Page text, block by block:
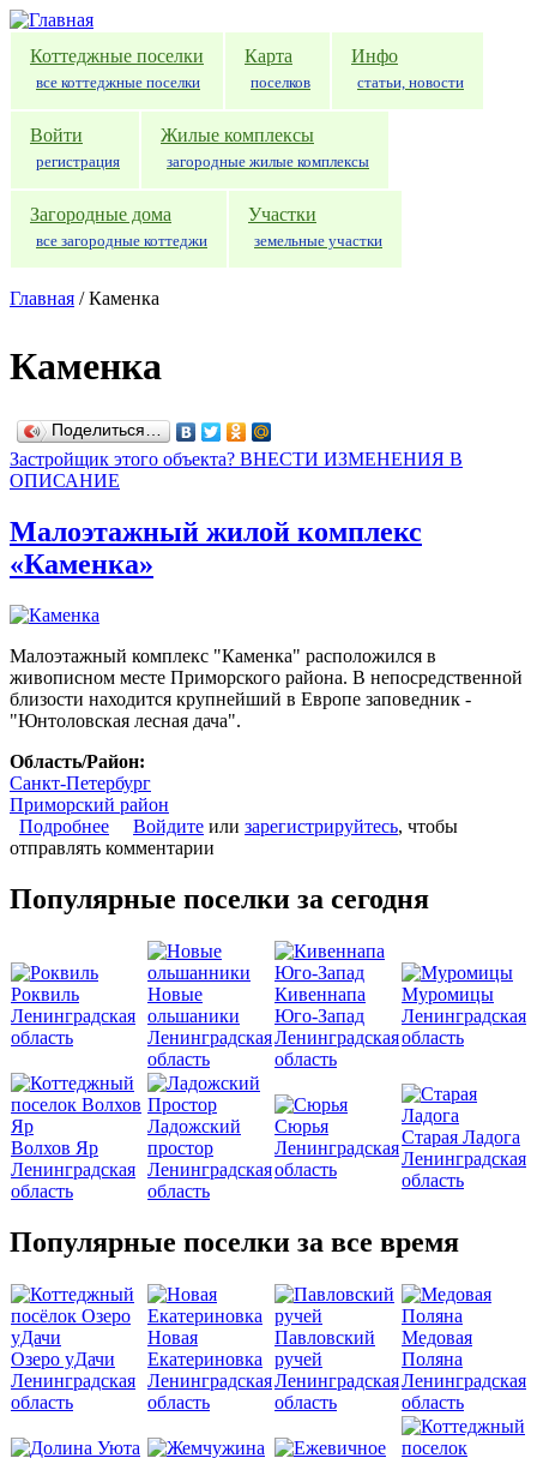
Перейти к основному содержанию
Коттеджные поселки
все коттеджные поселки
Карта
поселков
Инфо
статьи, новости
Войти
регистрация
Жилые комплексы
загородные жилые комплексы
Загородные дома
все загородные коттеджи
Участки
земельные участки
Главная /Каменка
Каменка
Поделиться…
Застройщик этого объекта? ВНЕСТИ ИЗМЕНЕНИЯ В
ОПИСАНИЕ
Малоэтажный жилой комплекс
«Каменка»
Малоэтажный комплекс "Каменка" расположился в
живописном месте Приморского района. В непосредственной
близости находится крупнейший в Европе заповедник -
"Юнтоловская лесная дача".
Область/Район:
Санкт-Петербург
Приморский район
Подробнее о Малоэтажный жилой комплекс «Каменка»
Войдите или зарегистрируйтесь, чтобы
отправлять комментарии
Популярные поселки за сегодня
Роквиль
Ленинградская
область
Новые
ольшаники
Ленинградская
область
Кивеннапа
Юго-Запад
Ленинградская
область
Муромицы
Ленинградская
область
Волхов Яр
Ленинградская
область
Ладожский
простор
Ленинградская
область
Сюрья
Ленинградская
область
Старая Ладога
Ленинградская
область
Популярные поселки за все время
Озеро уДачи
Ленинградская
область
Новая
Екатериновка
Ленинградская
область
Павловский
ручей
Ленинградская
область
Медовая
Поляна
Ленинградская
область